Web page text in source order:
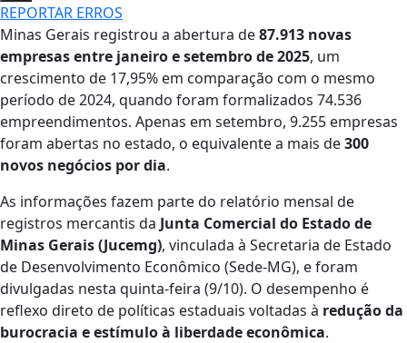
REPORTAR ERROS
Minas Gerais registrou a abertura de87.913 novas
empresas entre janeiro e setembro de 2025, um
crescimento de 17,95% em comparação com o mesmo
período de 2024, quando foram formalizados 74.536
empreendimentos. Apenas em setembro, 9.255 empresas
foram abertas no estado, o equivalente a mais de300
novos negócios por dia.
As informações fazem parte do relatório mensal de
registros mercantis da Junta Comercial do Estado de
Minas Gerais (Jucemg), vinculada à Secretaria de Estado
de Desenvolvimento Econômico (Sede-MG), e foram
divulgadas nesta quinta-feira (9/10). O desempenho é
reflexo direto de políticas estaduais voltadas à redução da
burocracia e estímulo à liberdade econômica.